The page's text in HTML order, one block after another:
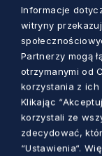
GOSPODARKA
Wiemy, kto
Informacje
witryny
Partnerzy mogą
otrzymanymi od
korzystania z ich
Klikając
korzystali ze
zdecydować,
“Ustawienia“.